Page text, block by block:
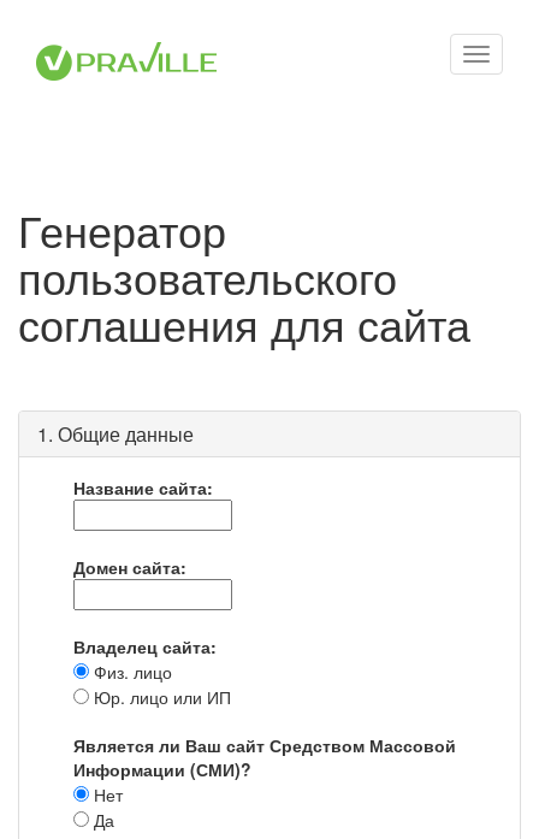
Toggle
Генератор
пользовательского
соглашения для сайта
1. Общие данные
Название сайта:
Домен сайта:
Владелец сайта:
Физ. лицо
Юр. лицо или ИП
Является ли Ваш сайт Средством Массовой
Информации (СМИ)?
Нет
Да